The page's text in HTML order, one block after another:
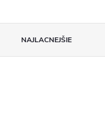
NAJLACNEJŠIE